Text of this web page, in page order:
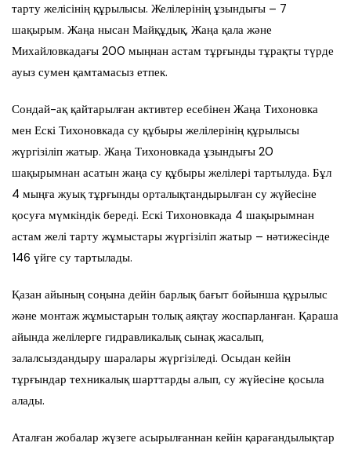
тарту желісінің құрылысы. Желілерінің ұзындығы – 7
шақырым. Жаңа нысан Майқұдық, Жаңа қала және
Михайловкадағы 200 мыңнан астам тұрғынды тұрақты түрде
ауыз сумен қамтамасыз етпек.
Сондай-ақ қайтарылған активтер есебінен Жаңа Тихоновка
мен Ескі Тихоновкада су құбыры желілерінің құрылысы
жүргізіліп жатыр. Жаңа Тихоновкада ұзындығы 20
шақырымнан асатын жаңа су құбыры желілері тартылуда. Бұл
4 мыңға жуық тұрғынды орталықтандырылған су жүйесіне
қосуға мүмкіндік береді. Ескі Тихоновкада 4 шақырымнан
астам желі тарту жұмыстары жүргізіліп жатыр – нәтижесінде
146 үйге су тартылады.
Қазан айының соңына дейін барлық бағыт бойынша құрылыс
және монтаж жұмыстарын толық аяқтау жоспарланған. Қараша
айында желілерге гидравликалық сынақ жасалып,
залалсыздандыру шаралары жүргізіледі. Осыдан кейін
тұрғындар техникалық шарттарды алып, су жүйесіне қосыла
алады.
Аталған жобалар жүзеге асырылғаннан кейін қарағандылықтар